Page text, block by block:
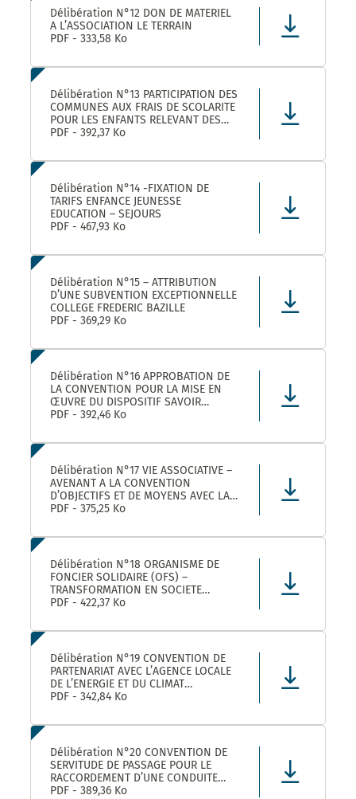
Délibération N°12 DON DE MATERIEL
A L’ASSOCIATION LE TERRAIN
PDF - 333,58 Ko
Délibération N°13 PARTICIPATION DES
COMMUNES AUX FRAIS DE SCOLARITE
POUR LES ENFANTS RELEVANT DES
DISPOSITIFS ULISS ET DAR
CASTELNAUVIENNES
PDF - 392,37 Ko
Délibération N°14 -FIXATION DE
TARIFS ENFANCE JEUNESSE
EDUCATION – SEJOURS
PDF - 467,93 Ko
Délibération N°15 – ATTRIBUTION
D’UNE SUBVENTION EXCEPTIONNELLE
COLLEGE FREDERIC BAZILLE
PDF - 369,29 Ko
Délibération N°16 APPROBATION DE
LA CONVENTION POUR LA MISE EN
ŒUVRE DU DISPOSITIF SAVOIR
ROULER A VELO AVEC MONTPELLIER
PDF - 392,46 Ko
Délibération N°17 VIE ASSOCIATIVE –
AVENANT A LA CONVENTION
D’OBJECTIFS ET DE MOYENS AVEC LA
FEDERATION REGIONALE DES
CULTURE OCCITANIE POUR L’ANNEE
CONVENTION DE PARTENARIAT SIGNEE
POUR LA
PDF - 375,25 Ko
Délibération N°18 ORGANISME DE
FONCIER SOLIDAIRE (OFS) –
TRANSFORMATION EN SOCIETE
COOPERATIVE D’INTERET COLLECTIF
CAPITAL – APPROBATION –
PDF - 422,37 Ko
Délibération N°19 CONVENTION DE
PARTENARIAT AVEC L’AGENCE LOCALE
DE L’ENERGIE ET DU CLIMAT
MONTPELLIER METROPOLE :
PDF - 342,84 Ko
Délibération N°20 CONVENTION DE
SERVITUDE DE PASSAGE POUR LE
RACCORDEMENT D’UNE CONDUITE
EAUX PLUVIALES DANS LE CADRE DE
PDF - 389,36 Ko